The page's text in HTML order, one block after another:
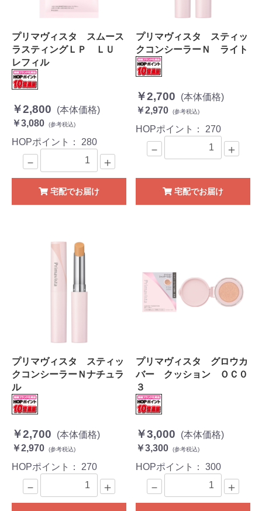
プリマヴィスタ スムース
ラスティングＬＰ ＬＵ
レフィル
￥2,800
(本体価格)
￥3,080
(参考税込)
HOPポイント： 280
－ ＋
宅配でお届け
プリマヴィスタ スティッ
クコンシーラーＮ ライト
￥2,700
(本体価格)
￥2,970
(参考税込)
HOPポイント： 270
－ ＋
宅配でお届け
プリマヴィスタ スティッ
クコンシーラーＮナチュラ
ル
￥2,700
(本体価格)
￥2,970
(参考税込)
HOPポイント： 270
－ ＋
プリマヴィスタ グロウカ
バー クッション ＯＣ０
３
￥3,000
(本体価格)
￥3,300
(参考税込)
HOPポイント： 300
－ ＋